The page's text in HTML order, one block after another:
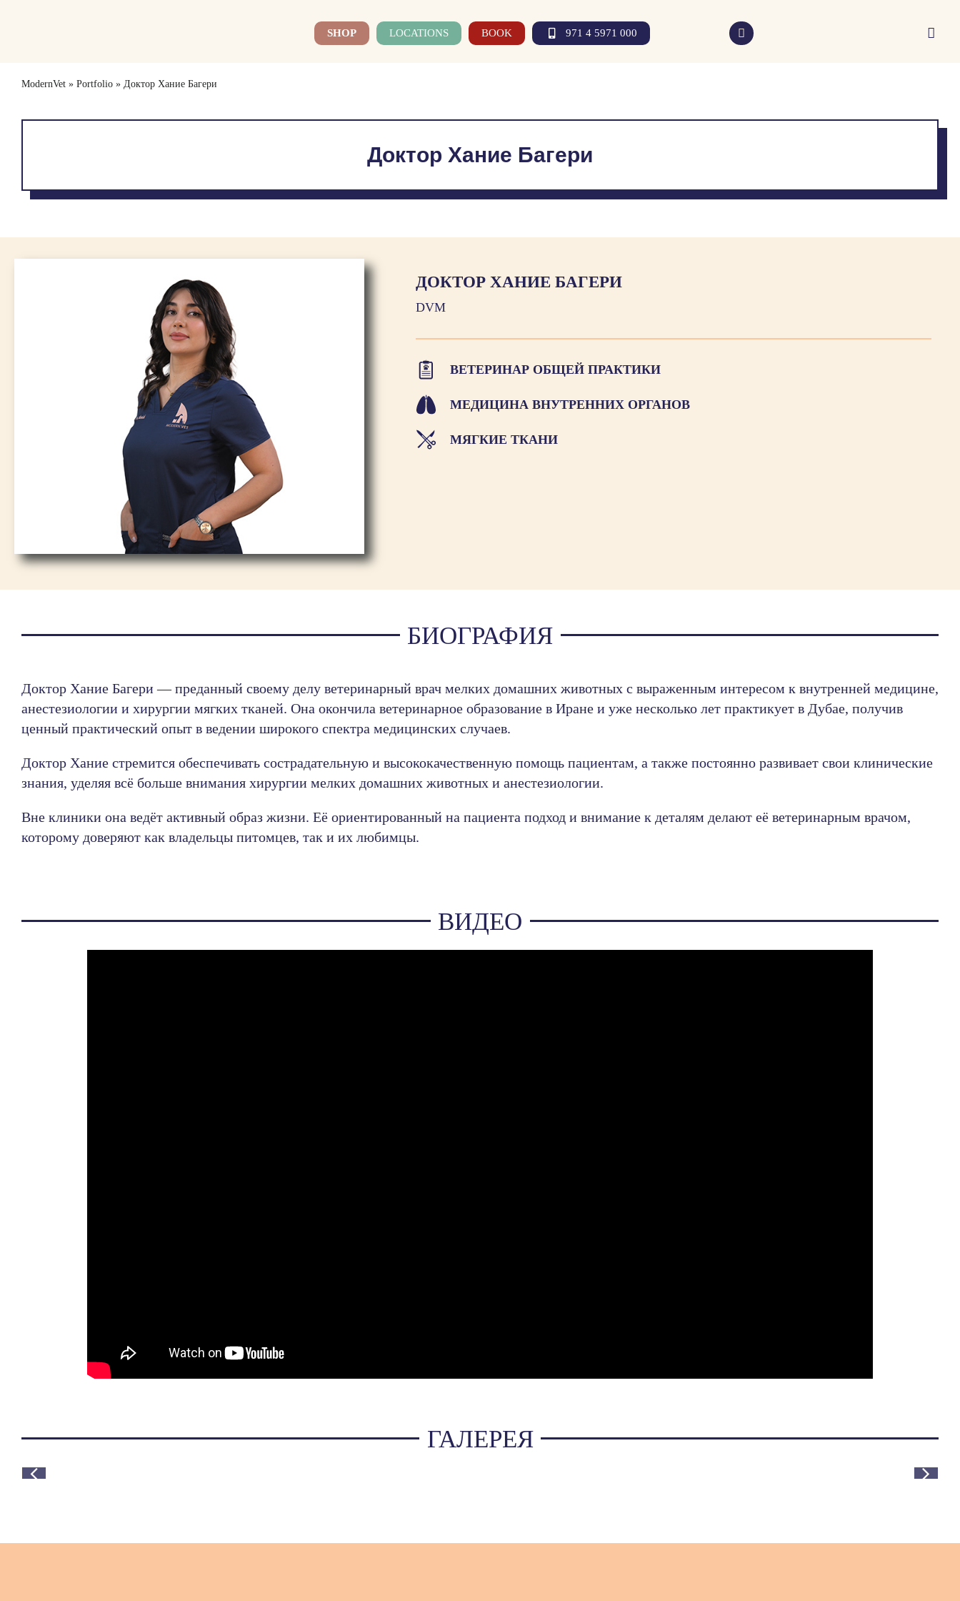
SHOP LOCATIONS BOOK 971 4 5971 000
ModernVet» Portfolio» Доктор Хание Багери
Доктор Хание Багери
ДОКТОР ХАНИЕ БАГЕРИ
DVM
ВЕТЕРИНАР ОБЩЕЙ ПРАКТИКИ
МЕДИЦИНА ВНУТРЕННИХ ОРГАНОВ
МЯГКИЕ ТКАНИ
БИОГРАФИЯ
Доктор Хание Багери — преданный своему делу ветеринарный врач мелких домашних животных с выраженным интересом к внутренней медицине,
анестезиологии и хирургии мягких тканей. Она окончила ветеринарное образование в Иране и уже несколько лет практикует в Дубае, получив
ценный практический опыт в ведении широкого спектра медицинских случаев.
Доктор Хание стремится обеспечивать сострадательную и высококачественную помощь пациентам, а также постоянно развивает свои клинические
знания, уделяя всё больше внимания хирургии мелких домашних животных и анестезиологии.
Вне клиники она ведёт активный образ жизни. Её ориентированный на пациента подход и внимание к деталям делают её ветеринарным врачом,
которому доверяют как владельцы питомцев, так и их любимцы.
ВИДЕО
ГАЛЕРЕЯ